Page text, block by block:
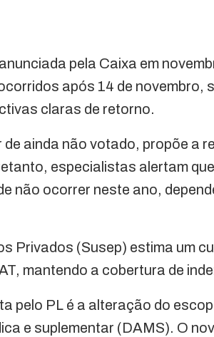
pela Caixa em
após 14 de novembro,
claras de retorno.
ainda não votado, propõe a
especialistas alertam
não ocorrer neste ano,
Privados (Susep) estima um
mantendo a cobertura de
pelo PL é a alteração do
e suplementar (DAMS). O